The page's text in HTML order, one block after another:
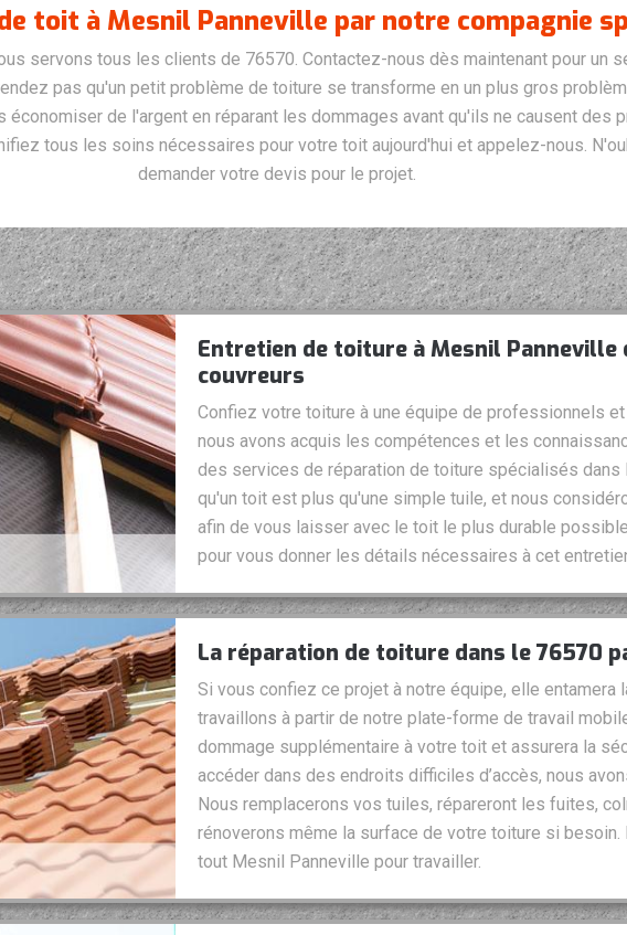
toit à Mesnil Panneville par notre compagnie
servons tous les clients de 76570. Contactez-nous dès maintenant pour un
pas qu'un petit problème de toiture se transforme en un plus gros
économiser de l'argent en réparant les dommages avant qu'ils ne causent des
tous les soins nécessaires pour votre toit aujourd'hui et appelez-nous.
demander votre devis pour le projet.
Entretien de toiture à Mesnil Panneville
couvreurs
Confiez votre toiture à une équipe de professionnels
nous avons acquis les compétences et les
des services de réparation de toiture spécialisés dans
qu'un toit est plus qu'une simple tuile, et nous
afin de vous laisser avec le toit le plus durable
pour vous donner les détails nécessaires à cet
La réparation de toiture dans le 76570
Si vous confiez ce projet à notre équipe, elle entamera
travaillons à partir de notre plate-forme de travail
dommage supplémentaire à votre toit et assurera la
accéder dans des endroits difficiles d’accès, nous
Nous remplacerons vos tuiles, répareront les fuites,
rénoverons même la surface de votre toiture si besoin.
tout Mesnil Panneville pour travailler.